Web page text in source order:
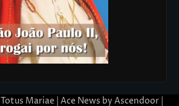
Totus Mariae | Ace News by Ascendoor